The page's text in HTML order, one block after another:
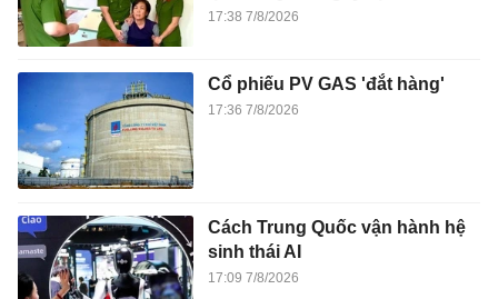
17:38 7/8/2026
Cổ phiếu PV GAS 'đắt hàng'
17:36 7/8/2026
Cách Trung Quốc vận hành hệ
sinh thái AI
17:09 7/8/2026